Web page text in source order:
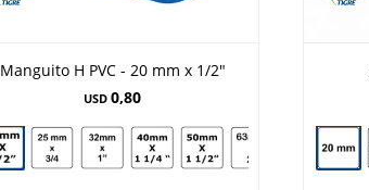
Manguito H PVC - 20 mm x 1/2"
USD 0,80